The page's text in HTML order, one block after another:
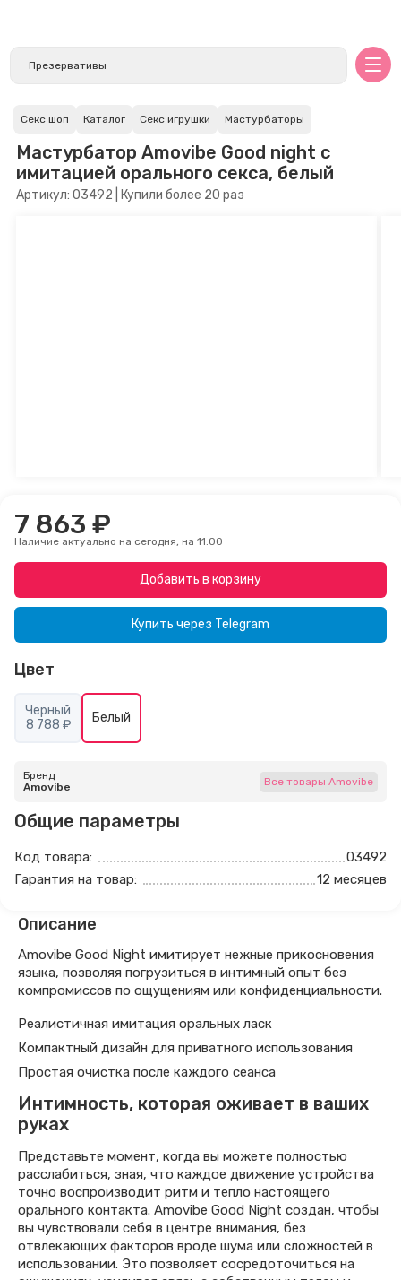
Секс шоп Каталог Секс игрушки Мастурбаторы
Мастурбатор Amovibe Good night с
имитацией орального секса, белый
Артикул: 03492 | Купили более 20 раз
7 863 ₽
Наличие актуально на сегодня, на 11:00
Добавить в корзину
Купить через Telegram
Цвет
Черный
8 788 ₽
Белый
Бренд
Amovibe
Все товары Amovibe
Общие параметры
Код товара:
03492
Гарантия на товар:
12 месяцев
Описание
Amovibe Good Night имитирует нежные прикосновения
языка, позволяя погрузиться в интимный опыт без
компромиссов по ощущениям или конфиденциальности.
Реалистичная имитация оральных ласк
Компактный дизайн для приватного использования
Простая очистка после каждого сеанса
Интимность, которая оживает в ваших
руках
Представьте момент, когда вы можете полностью
расслабиться, зная, что каждое движение устройства
точно воспроизводит ритм и тепло настоящего
орального контакта. Amovibe Good Night создан, чтобы
вы чувствовали себя в центре внимания, без
отвлекающих факторов вроде шума или сложностей в
использовании. Это позволяет сосредоточиться на